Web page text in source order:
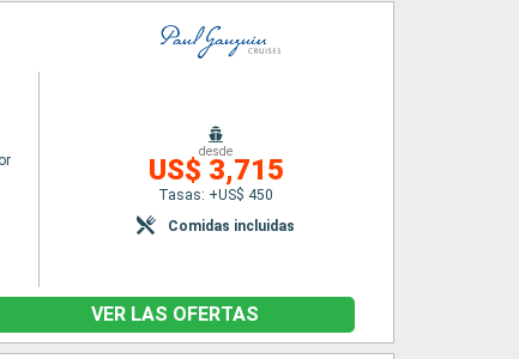
desde
US$ 3,715
Tasas: +US$ 450
Comidas incluidas
VER LAS OFERTAS